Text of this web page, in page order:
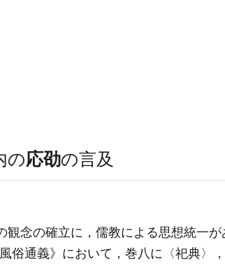
の応劭の言及
念の確立に，儒教による思想統一
俗通義》において，巻八に〈祀典〉